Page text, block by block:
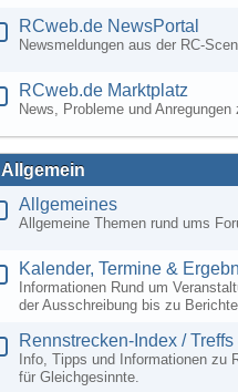
RCweb.de NewsPortal
Newsmeldungen aus der RC-
RCweb.de Marktplatz
News, Probleme und
Allgemein
Allgemeines
Allgemeine Themen rund ums
Kalender, Termine &
Informationen Rund um
der Ausschreibung bis zu
Rennstrecken-Index /
Info, Tipps und Informationen zu
für Gleichgesinnte.